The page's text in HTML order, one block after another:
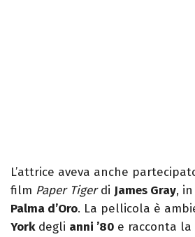
L’attrice aveva anche
film Paper Tigerdi James Gray,
Palma d’Oro. La pellicola è
Yorkdegli anni ’80 e racconta